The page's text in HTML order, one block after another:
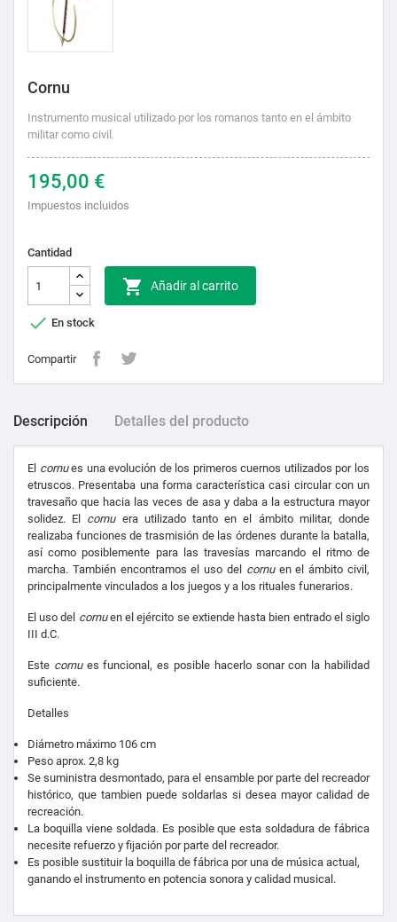
Cornu
Instrumento musical utilizado por los romanos tanto en el ámbito
militar como civil.
195,00 €
Impuestos incluidos
Cantidad
 Añadir al carrito
 En stock
Compartir
Descripción Detalles del producto
El cornues una evolución de los primeros cuernos utilizados por los
etruscos. Presentaba una forma característica casi circular con un
travesaño que hacia las veces de asa y daba a la estructura mayor
solidez. El cornuera utilizado tanto en el ámbito militar, donde
realizaba funciones de trasmisión de las órdenes durante la batalla,
así como posiblemente para las travesías marcando el ritmo de
marcha. También encontramos el uso del cornuen el ámbito civil,
principalmente vinculados a los juegos y a los rituales funerarios.
El uso del cornuen el ejército se extiende hasta bien entrado el siglo
III d.C.
Este cornues funcional, es posible hacerlo sonar con la habilidad
suficiente.
Detalles
Diámetro máximo 106 cm
Peso aprox. 2,8 kg
Se suministra desmontado, para el ensamble por parte del recreador
histórico, que tambien puede soldarlas si desea mayor calidad de
recreación.
La boquilla viene soldada. Es posible que esta soldadura de fábrica
necesite refuerzo y fijación por parte del recreador.
Es posible sustituir la boquilla de fábrica por una de música actual,
ganando el instrumento en potencia sonora y calidad musical.